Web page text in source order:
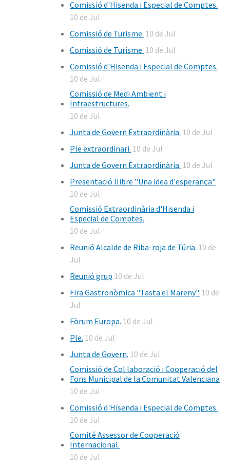
Comissió d'Hisenda i Especial de Comptes.
10 de Jul
Comissió de Turisme. 10 de Jul
Comissió de Turisme. 10 de Jul
Comissió d'Hisenda i Especial de Comptes.
10 de Jul
Comissió de Medi Ambient i
Infraestructures.
10 de Jul
Junta de Govern Extraordinària. 10 de Jul
Ple extraordinari. 10 de Jul
Junta de Govern Extraordinària. 10 de Jul
Presentació llibre "Una idea d'esperança"
10 de Jul
Comissió Extraordinària d'Hisenda i
Especial de Comptes.
10 de Jul
Reunió Alcalde de Riba-roja de Túria. 10 de
Jul
Reunió grup 10 de Jul
Fira Gastronòmica "Tasta el Mareny". 10 de
Jul
Fòrum Europa. 10 de Jul
Ple. 10 de Jul
Junta de Govern. 10 de Jul
Comissió de Col·laboració i Cooperació del
Fons Municipal de la Comunitat Valenciana
10 de Jul
Comissió d'Hisenda i Especial de Comptes.
10 de Jul
Comité Assessor de Cooperació
Internacional.
10 de Jul